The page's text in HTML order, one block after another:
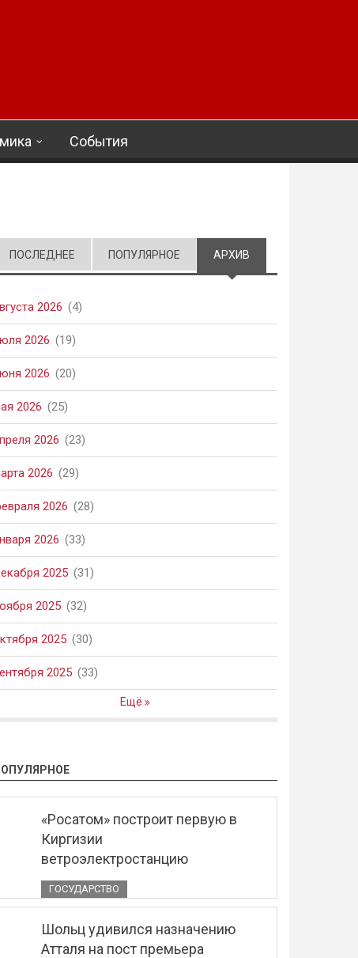
События
ПОСЛЕДНЕЕ ПОПУЛЯРНОЕ АРХИВ
2026 (4)
2026 (19)
2026 (20)
2026 (25)
2026 (23)
2026 (29)
2026 (28)
2026 (33)
2025 (31)
2025 (32)
2025 (30)
2025 (33)
Ещё
«Росатом» построит первую в
Киргизии
ветроэлектростанцию
ГОСУДАРСТВО
Шольц удивился назначению
Атталя на пост премьера